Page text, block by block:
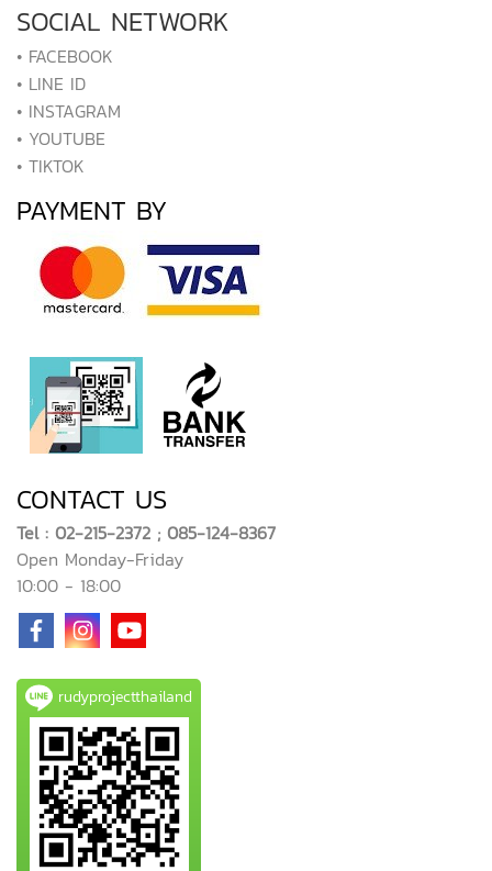
SOCIAL NETWORK
• FACEBOOK
• LINE ID
• INSTAGRAM
• YOUTUBE
• TIKTOK
PAYMENT BY
CONTACT US
Tel : 02-215-2372 ; 085-124-8367
Open Monday-Friday
10:00 - 18:00
rudyprojectthailand